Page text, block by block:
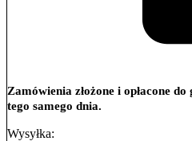
Zamówienia złożone i opłacone
tego samego dnia.
Wysyłka: